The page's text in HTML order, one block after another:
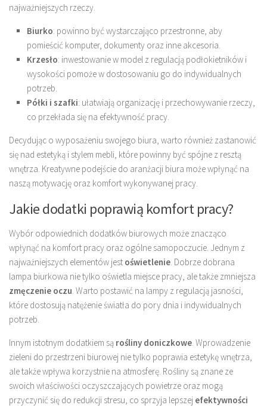
najważniejszych rzeczy.
Biurko: powinno być wystarczająco przestronne, aby
pomieścić komputer, dokumenty oraz inne akcesoria.
Krzesło: inwestowanie w model z regulacją podłokietników i
wysokości pomoże w dostosowaniu go do indywidualnych
potrzeb.
Półki i szafki: ułatwiają organizację i przechowywanie rzeczy,
co przekłada się na efektywność pracy.
Decydując o wyposażeniu swojego biura, warto również zastanowić
się nad estetyką i stylem mebli, które powinny być spójne z resztą
wnętrza. Kreatywne podejście do aranżacji biura może wpłynąć na
naszą motywację oraz komfort wykonywanej pracy.
Jakie dodatki poprawią komfort pracy?
Wybór odpowiednich dodatków biurowych może znacząco
wpłynąć na komfort pracy oraz ogólne samopoczucie. Jednym z
najważniejszych elementów jest oświetlenie. Dobrze dobrana
lampa biurkowa nie tylko oświetla miejsce pracy, ale także zmniejsza
zmęczenie oczu. Warto postawić na lampy z regulacją jasności,
które dostosują natężenie światła do pory dnia i indywidualnych
potrzeb.
Innym istotnym dodatkiem są rośliny doniczkowe. Wprowadzenie
zieleni do przestrzeni biurowej nie tylko poprawia estetykę wnętrza,
ale także wpływa korzystnie na atmosferę. Rośliny są znane ze
swoich właściwości oczyszczających powietrze oraz mogą
przyczynić się do redukcji stresu, co sprzyja lepszej efektywności